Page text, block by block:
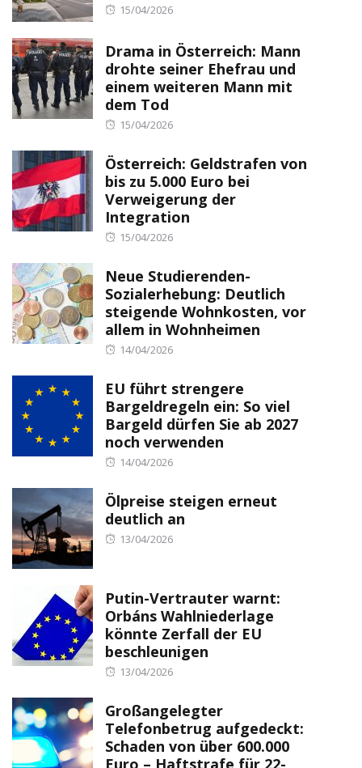
Posted
15/04/2026
Drama in Österreich: Mann
drohte seiner Ehefrau und
einem weiteren Mann mit
dem Tod
Posted
15/04/2026
Österreich: Geldstrafen von
bis zu 5.000 Euro bei
Verweigerung der
Integration
Posted
15/04/2026
Neue Studierenden-
Sozialerhebung: Deutlich
steigende Wohnkosten, vor
allem in Wohnheimen
Posted
14/04/2026
EU führt strengere
Bargeldregeln ein: So viel
Bargeld dürfen Sie ab 2027
noch verwenden
Posted
14/04/2026
Ölpreise steigen erneut
deutlich an
Posted
13/04/2026
Putin-Vertrauter warnt:
Orbáns Wahlniederlage
könnte Zerfall der EU
beschleunigen
Posted
13/04/2026
Großangelegter
Telefonbetrug aufgedeckt:
Schaden von über 600.000
Euro – Haftstrafe für 22-